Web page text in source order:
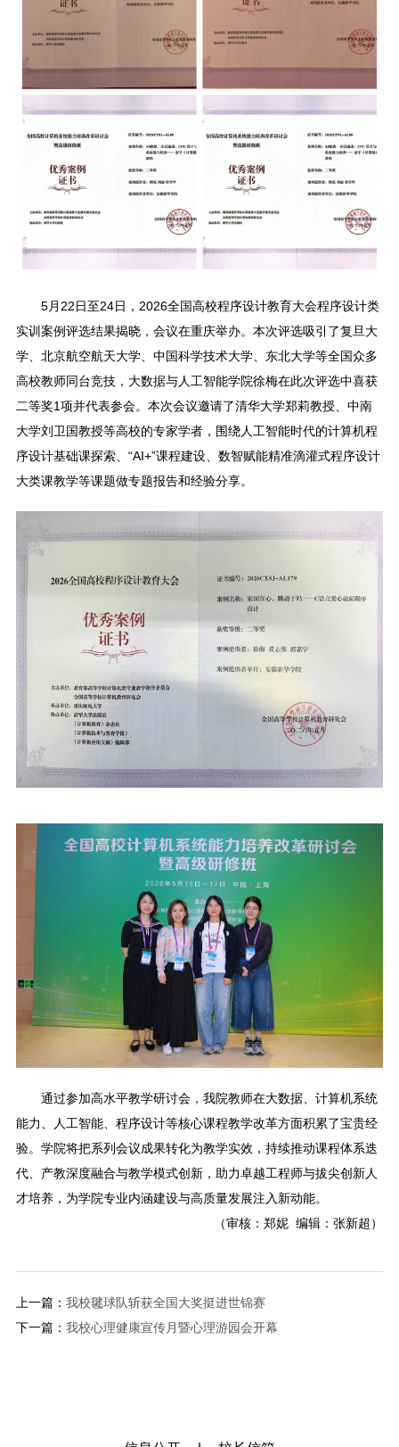
5月22日至24日，2026全国高校程序设计教育大会程序设计类
实训案例评选结果揭晓，会议在重庆举办。本次评选吸引了复旦大
学、北京航空航天大学、中国科学技术大学、东北大学等全国众多
高校教师同台竞技，大数据与人工智能学院徐梅在此次评选中喜获
二等奖1项并代表参会。本次会议邀请了清华大学郑莉教授、中南
大学刘卫国教授等高校的专家学者，围绕人工智能时代的计算机程
序设计基础课探索、“AI+”课程建设、数智赋能精准滴灌式程序设计
大类课教学等课题做专题报告和经验分享。
通过参加高水平教学研讨会，我院教师在大数据、计算机系统
能力、人工智能、程序设计等核心课程教学改革方面积累了宝贵经
验。学院将把系列会议成果转化为教学实效，持续推动课程体系迭
代、产教深度融合与教学模式创新，助力卓越工程师与拔尖创新人
才培养，为学院专业内涵建设与高质量发展注入新动能。
（审核：郑妮 编辑：张新超）
上一篇： 我校毽球队斩获全国大奖挺进世锦赛
下一篇： 我校心理健康宣传月暨心理游园会开幕